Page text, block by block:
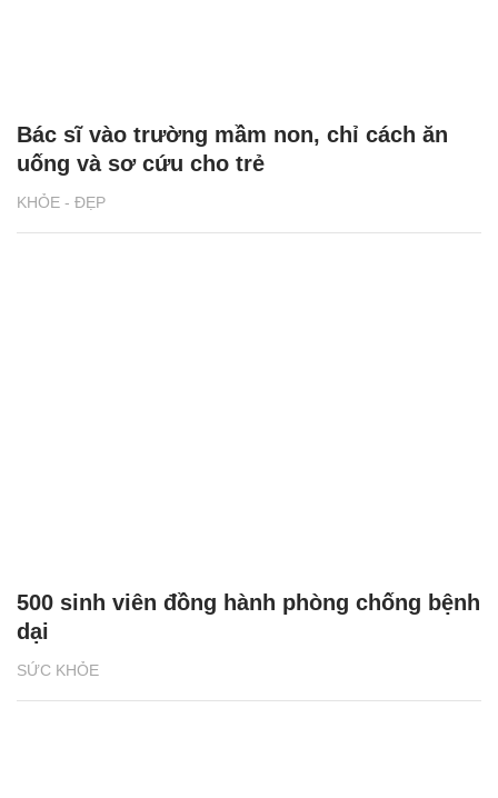
KHỎE - ĐẸP
Bác sĩ vào trường mầm non, chỉ cách ăn
uống và sơ cứu cho trẻ
SỨC KHỎE
500 sinh viên đồng hành phòng chống bệnh
dại